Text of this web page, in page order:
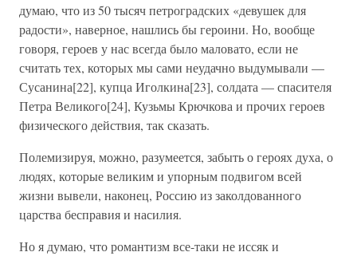
думаю, что из 50 тысяч петроградских «девушек для
радости», наверное, нашлись бы героини. Но, вообще
говоря, героев у нас всегда было маловато, если не
считать тех, которых мы сами неудачно выдумывали —
Сусанина[22], купца Иголкина[23], солдата — спасителя
Петра Великого[24], Кузьмы Крючкова и прочих героев
физического действия, так сказать.
Полемизируя, можно, разумеется, забыть о героях духа, о
людях, которые великим и упорным подвигом всей
жизни вывели, наконец, Россию из заколдованного
царства бесправия и насилия.
Но я думаю, что романтизм все-таки не иссяк и